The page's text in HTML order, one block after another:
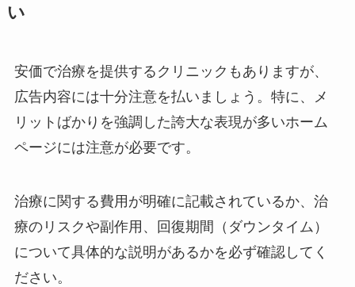
い
安価で治療を提供するクリニックもありますが、
広告内容には十分注意を払いましょう。特に、メ
リットばかりを強調した誇大な表現が多いホーム
ページには注意が必要です。
治療に関する費用が明確に記載されているか、治
療のリスクや副作用、回復期間（ダウンタイム）
について具体的な説明があるかを必ず確認してく
ださい。